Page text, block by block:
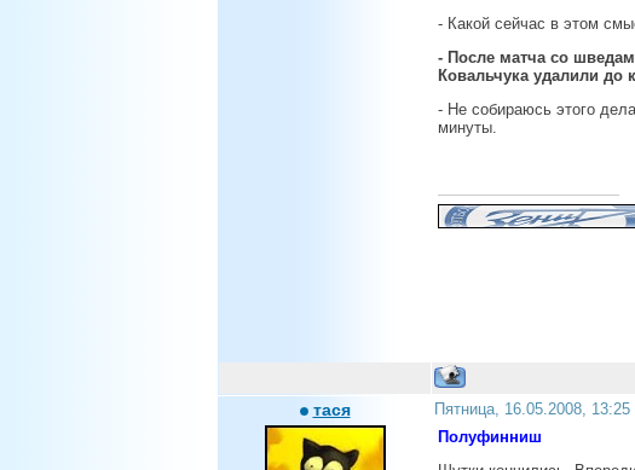
- Какой сейчас в этом
- После матча со
Ковальчука удалили до
- Не собираюсь этого
минуты.
тася Пятница, 16.05.2008,
Полуфинниш